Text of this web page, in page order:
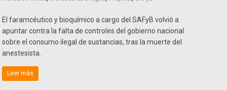
El faramcéutico y bioquímico a cargo del SAFyB volvió a
apuntar contra la falta de controles del gobierno nacional
sobre el consumo ilegal de sustancias, tras la muerte del
anestesista.
Leer más